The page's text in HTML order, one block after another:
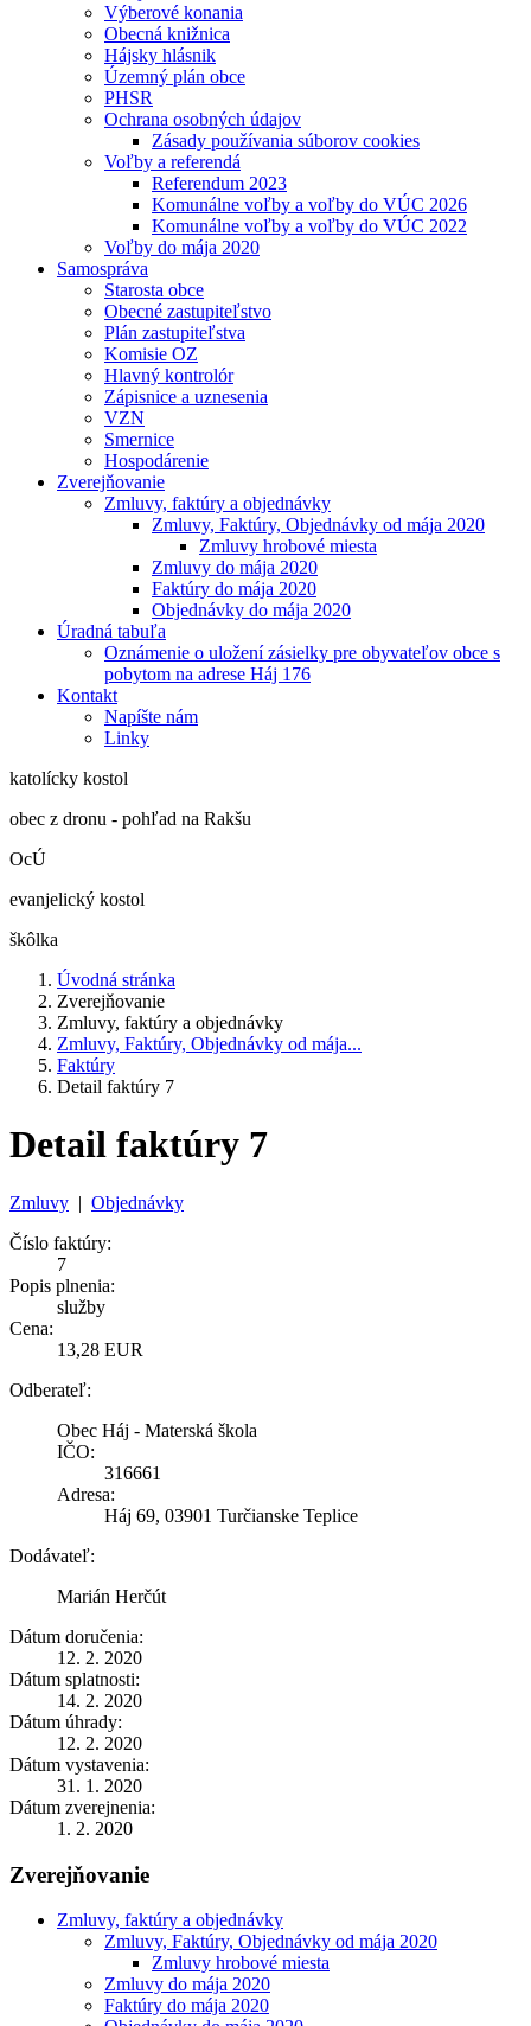
Výberové konania
Obecná knižnica
Hájsky hlásnik
Územný plán obce
PHSR
Ochrana osobných údajov
Zásady používania súborov cookies
Voľby a referendá
Referendum 2023
Komunálne voľby a voľby do VÚC 2026
Komunálne voľby a voľby do VÚC 2022
Voľby do mája 2020
Samospráva
Starosta obce
Obecné zastupiteľstvo
Plán zastupiteľstva
Komisie OZ
Hlavný kontrolór
Zápisnice a uznesenia
VZN
Smernice
Hospodárenie
Zverejňovanie
Zmluvy, faktúry a objednávky
Zmluvy, Faktúry, Objednávky od mája 2020
Zmluvy hrobové miesta
Zmluvy do mája 2020
Faktúry do mája 2020
Objednávky do mája 2020
Úradná tabuľa
Oznámenie o uložení zásielky pre obyvateľov obce s
pobytom na adrese Háj 176
Kontakt
Napíšte nám
Linky
katolícky kostol
obec z dronu - pohľad na Rakšu
OcÚ
evanjelický kostol
škôlka
Úvodná stránka
Zverejňovanie
Zmluvy, faktúry a objednávky
Zmluvy, Faktúry, Objednávky od mája...
Faktúry
Detail faktúry 7
Detail faktúry 7
Zmluvy | Objednávky
Číslo faktúry:
7
Popis plnenia:
služby
Cena:
13,28 EUR
Odberateľ:
Obec Háj - Materská škola
IČO:
316661
Adresa:
Háj 69, 03901 Turčianske Teplice
Dodávateľ:
Marián Herčút
Dátum doručenia:
12. 2. 2020
Dátum splatnosti:
14. 2. 2020
Dátum úhrady:
12. 2. 2020
Dátum vystavenia:
31. 1. 2020
Dátum zverejnenia:
1. 2. 2020
Zverejňovanie
Zmluvy, faktúry a objednávky
Zmluvy, Faktúry, Objednávky od mája 2020
Zmluvy hrobové miesta
Zmluvy do mája 2020
Faktúry do mája 2020